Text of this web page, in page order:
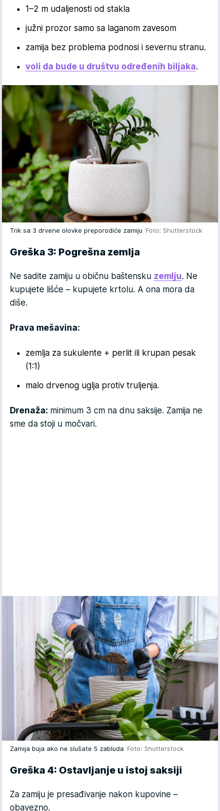
1–2 m udaljenosti od stakla
južni prozor samo sa laganom zavesom
zamija bez problema podnosi i severnu stranu.
voli da bude u društvu određenih biljaka.
Trik sa 3 drvene olovke preporodiće zamiju Foto: Shutterstock
Greška 3: Pogrešna zemlja
Ne sadite zamiju u običnu baštensku zemlju. Ne
kupujete lišće – kupujete krtolu. A ona mora da
diše.
Prava mešavina:
zemlja za sukulente + perlit ili krupan pesak
(1:1)
malo drvenog uglja protiv truljenja.
Drenaža: minimum 3 cm na dnu saksije. Zamija ne
sme da stoji u močvari.
Zamija buja ako ne slušate 5 zabluda Foto: Shutterstock
Greška 4: Ostavljanje u istoj saksiji
Za zamiju je presađivanje nakon kupovine –
obavezno.